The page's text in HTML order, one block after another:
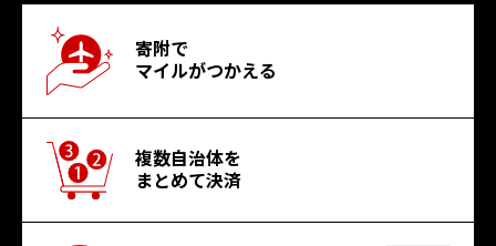
寄附で
マイルがつかえる
複数自治体を
まとめて決済